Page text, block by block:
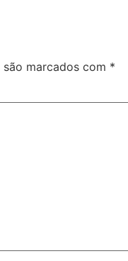
marcados com *